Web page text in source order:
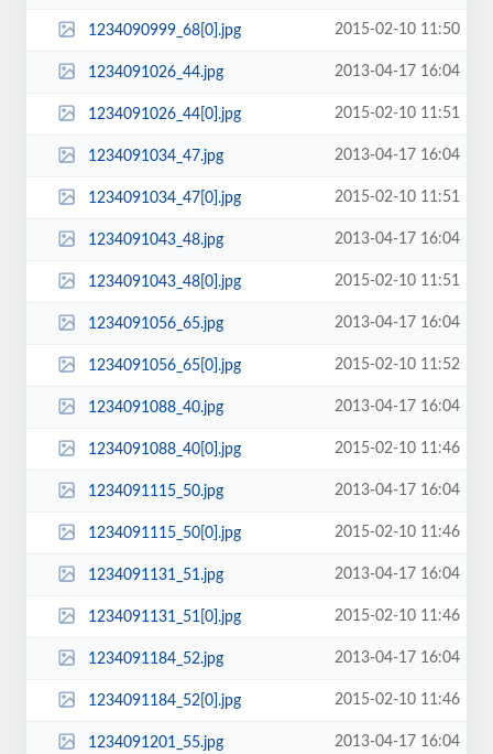
1234090999_68[0].jpg 2015-02-10 11:50
1234091026_44.jpg 2013-04-17 16:04
1234091026_44[0].jpg 2015-02-10 11:51
1234091034_47.jpg 2013-04-17 16:04
1234091034_47[0].jpg 2015-02-10 11:51
1234091043_48.jpg 2013-04-17 16:04
1234091043_48[0].jpg 2015-02-10 11:51
1234091056_65.jpg 2013-04-17 16:04
1234091056_65[0].jpg 2015-02-10 11:52
1234091088_40.jpg 2013-04-17 16:04
1234091088_40[0].jpg 2015-02-10 11:46
1234091115_50.jpg 2013-04-17 16:04
1234091115_50[0].jpg 2015-02-10 11:46
1234091131_51.jpg 2013-04-17 16:04
1234091131_51[0].jpg 2015-02-10 11:46
1234091184_52.jpg 2013-04-17 16:04
1234091184_52[0].jpg 2015-02-10 11:46
1234091201_55.jpg 2013-04-17 16:04